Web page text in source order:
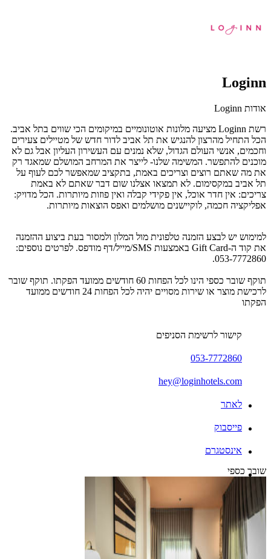
Loginn
אודות Loginn
רשת Loginn מציעה מלונות אוטונומיים במיקומים הכי שווים בתל אביב.
הכל התחיל מהרצון להנגיש את תל אביב לדור חדש של מטיילים צעירים
וחכמים, אנשי העולם הגדול, שלא נמנים עם העשירון העליון אבל גם לא
מוכנים להתפשר. המשימה שלנו- לייצר את המרחב המושלם שמאגד רק
את מה שאתם רוצים וצריכים באמת, בתקציב שמאפשר לכם לעוף על
תל אביב במקסימום. לא תמצאו אצלנו שום דבר שאתם לא באמת
צריכים: אין חדר אוכל, אין פקידי קבלה ואין פוזות מיותרות. הכל מדויק:
אפליקציה חכמה, לוקיישנים מושלמים ואפס הוצאות מיותרות.
למימוש יש לבצע הזמנה טלפונית מול המלון ולמסור בעת ביצוע ההזמנה
את קוד ה-Gift Card באמצעות SMS/מייל/דף מודפס. לפרטים נוספים:
053-7772860.
תוקף שובר כספי הינו לכל הפחות 60 חודשים ממועד הפקתו. תוקף שובר
לרכישת מוצר או שירות מסויים יהיה לכל הפחות 24 חודשים ממועד
הפקתו
קישור לרשימת הסניפים
053-7772860
hey@loginhotels.com
לאתר
פייסבוק
אינסטגרם
שובר כספי